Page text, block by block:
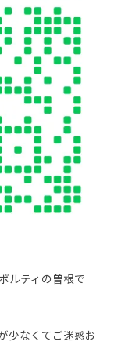
ルティの曽根で
少なくてご迷惑お